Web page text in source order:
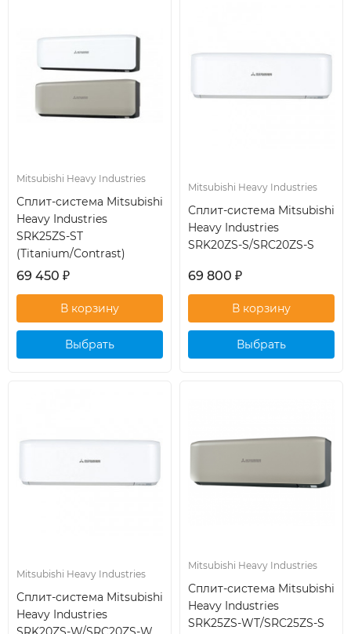
Mitsubishi Heavy Industries
Сплит-система Mitsubishi
Heavy Industries
SRK25ZS-ST
(Titanium/Contrast)
69 450 ₽
Выбрать
Mitsubishi Heavy Industries
Сплит-система Mitsubishi
Heavy Industries
SRK20ZS-S/SRC20ZS-S
69 800 ₽
Выбрать
Mitsubishi Heavy Industries
Сплит-система Mitsubishi
Heavy Industries
Mitsubishi Heavy Industries
Сплит-система Mitsubishi
Heavy Industries
SRK25ZS-WT/SRC25ZS-S